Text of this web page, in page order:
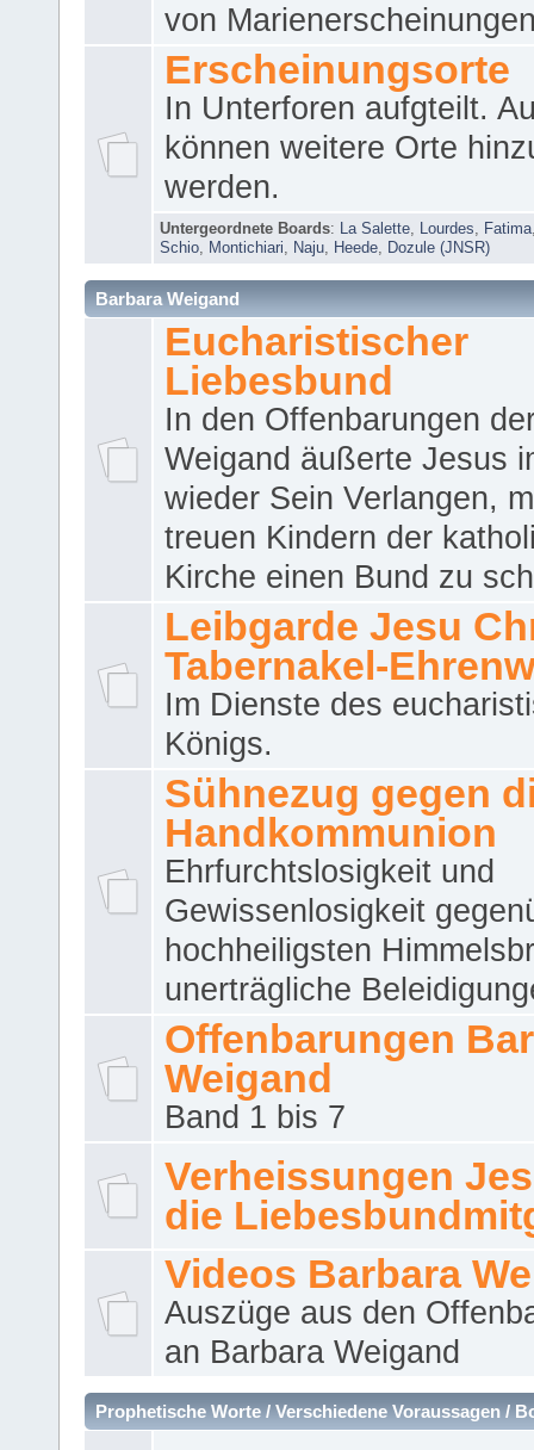
von
Erscheinungsorte
In Unterforen aufgteilt.
können weitere Orte
werden.
Untergeordnete Boards: La Salette Lourdes Fatima
Schio
Montichiari Naju Heede Dozule (JNSR)
Barbara Weigand
Eucharistischer
Liebesbund
In den Offenbarungen
Weigand äußerte Jesus
wieder Sein Verlangen,
treuen Kindern der
Kirche einen Bund zu
Leibgarde Jesu
Tabernakel-
Im Dienste des
Königs.
Sühnezug gegen
Handkommunion
Ehrfurchtslosigkeit und
Gewissenlosigkeit
hochheiligsten
unerträgliche
Offenbarungen
Weigand
Band 1 bis 7
Verheissungen
die
Videos Barbara
Auszüge aus den
an Barbara Weigand
Prophetische Worte / Verschiedene Voraussagen /